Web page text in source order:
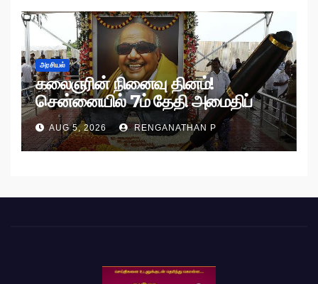
அரசியல்
கலைஞரின் நினைவு தினம்!
சென்னையில் 7ம் தேதி அமைதிப்
பேரணி!
AUG 5, 2026 RENGANATHAN P